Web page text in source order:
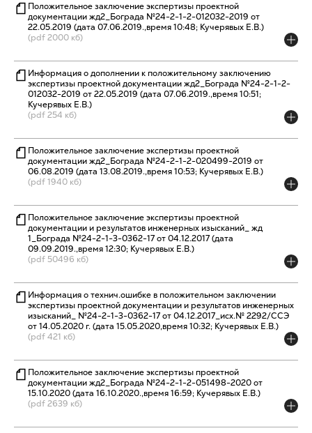
Положительное заключение экспертизы проектной
документации жд2_Бограда №24-2-1-2-012032-2019 от
22.05.2019 (дата 07.06.2019.,время 10:48; Кучерявых Е.В.)
(pdf 2000 кб)
Информация о дополнении к положительному заключению
экспертизы проектной документации жд2_Бограда №24-2-1-2-
012032-2019 от 22.05.2019 (дата 07.06.2019.,время 10:51;
Кучерявых Е.В.)
(pdf 254 кб)
Положительное заключение экспертизы проектной
документации жд2_Бограда №24-2-1-2-020499-2019 от
06.08.2019 (дата 13.08.2019.,время 10:53; Кучерявых Е.В.)
(pdf 1940 кб)
Положительное заключение экспертизы проектной
документации и результатов инженерных изысканий_ жд
1_Бограда №24-2-1-3-0362-17 от 04.12.2017 (дата
09.09.2019.,время 12:30; Кучерявых Е.В.)
(pdf 50496 кб)
Информация о технич.ошибке в положительном заключении
экспертизы проектной документации и результатов инженерных
изысканий_ №24-2-1-3-0362-17 от 04.12.2017_исх.№ 2292/ССЭ
от 14.05.2020 г. (дата 15.05.2020,время 10:32; Кучерявых Е.В.)
(pdf 421 кб)
Положительное заключение экспертизы проектной
документации жд2_Бограда №24-2-1-2-051498-2020 от
15.10.2020 (дата 16.10.2020.,время 16:59; Кучерявых Е.В.)
(pdf 2639 кб)